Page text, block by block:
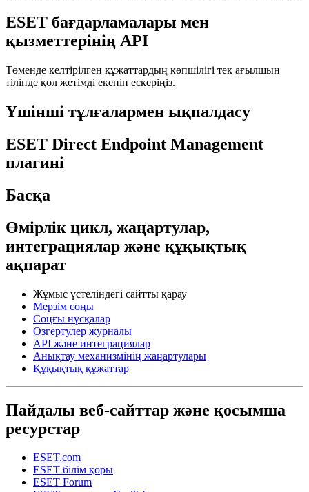
ESET бағдарламалары мен
қызметтерінің API
Төменде келтірілген құжаттардың көпшілігі тек ағылшын
тілінде қол жетімді екенін ескеріңіз.
Үшінші тұлғалармен ықпалдасу
ESET Direct Endpoint Management
плагині
Басқа
Өмірлік цикл, жаңартулар,
интеграциялар және құқықтық
ақпарат
Жұмыс үстеліндегі сайтты қарау
Мерзім соңы
Соңғы нұсқалар
Өзгертулер журналы
API және интеграциялар
Анықтау механизмінің жаңартулары
Құқықтық құжаттар
Пайдалы веб-сайттар және қосымша
ресурстар
ESET.com
ESET білім қоры
ESET Forum